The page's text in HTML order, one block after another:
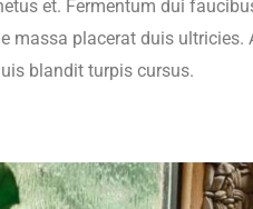
et. Fermentum dui
massa placerat duis
blandit turpis cursus.